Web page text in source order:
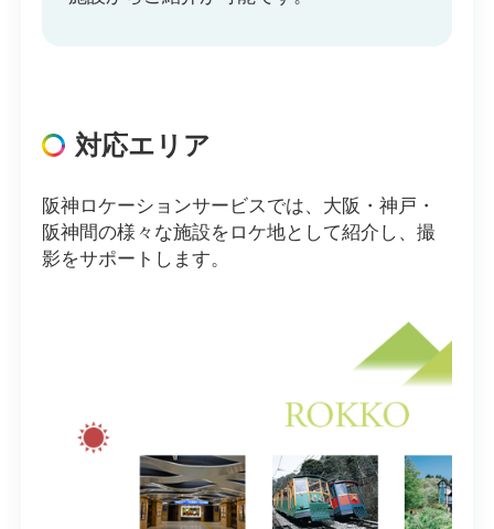
対応エリア
阪神ロケーションサービスでは、大阪・神戸・
阪神間の様々な施設をロケ地として紹介し、撮
影をサポートします。